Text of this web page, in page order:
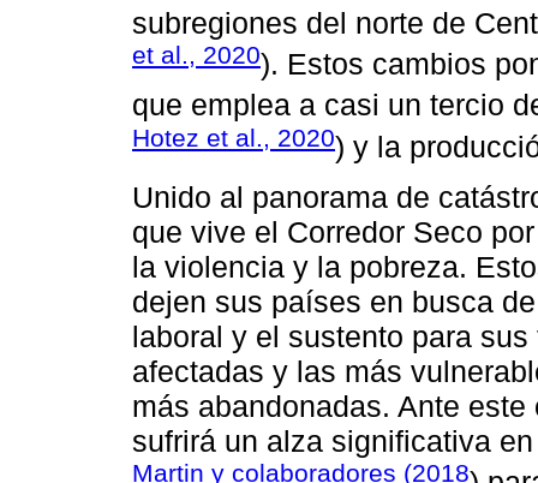
subregiones del norte de
et al., 2020). Estos cambios
que emplea a casi un tercio
Hotez et al., 2020) y la
Unido al panorama de
que vive el Corredor Seco
la violencia y la pobreza.
dejen sus países en busca
laboral y el sustento para
afectadas y las más
más abandonadas. Ante
sufrirá un alza significativa
Martin y colaboradores (2018